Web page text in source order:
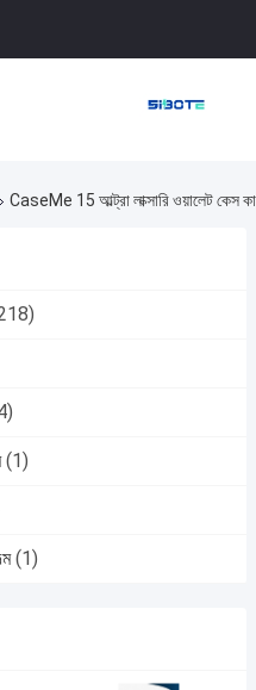
CaseMe 15 আল্ট্রা লাক্সারি ওয়ালেট কেস
(1)
(1)